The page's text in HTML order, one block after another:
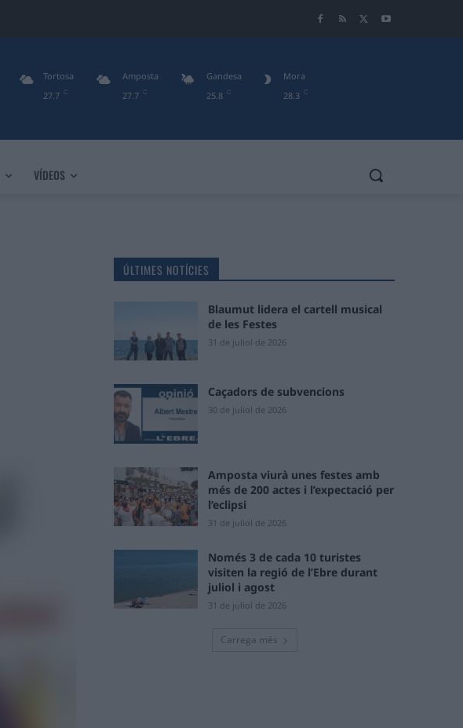
27.7 C
Tortosa
27.7 C
Amposta
25.8 C
Gandesa
28.3 C
Mora
VÍDEOS
ÚLTIMES NOTÍCIES
Blaumut lidera el cartell musical
de les Festes
31 de juliol de 2026
Caçadors de subvencions
30 de juliol de 2026
Amposta viurà unes festes amb
més de 200 actes i l’expectació per
l’eclipsi
31 de juliol de 2026
Només 3 de cada 10 turistes
visiten la regió de l’Ebre durant
juliol i agost
31 de juliol de 2026
Carrega més